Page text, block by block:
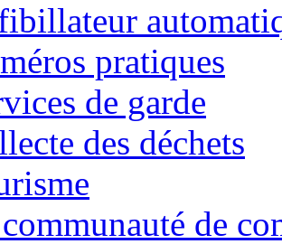
pratiques
de garde
des déchets
de